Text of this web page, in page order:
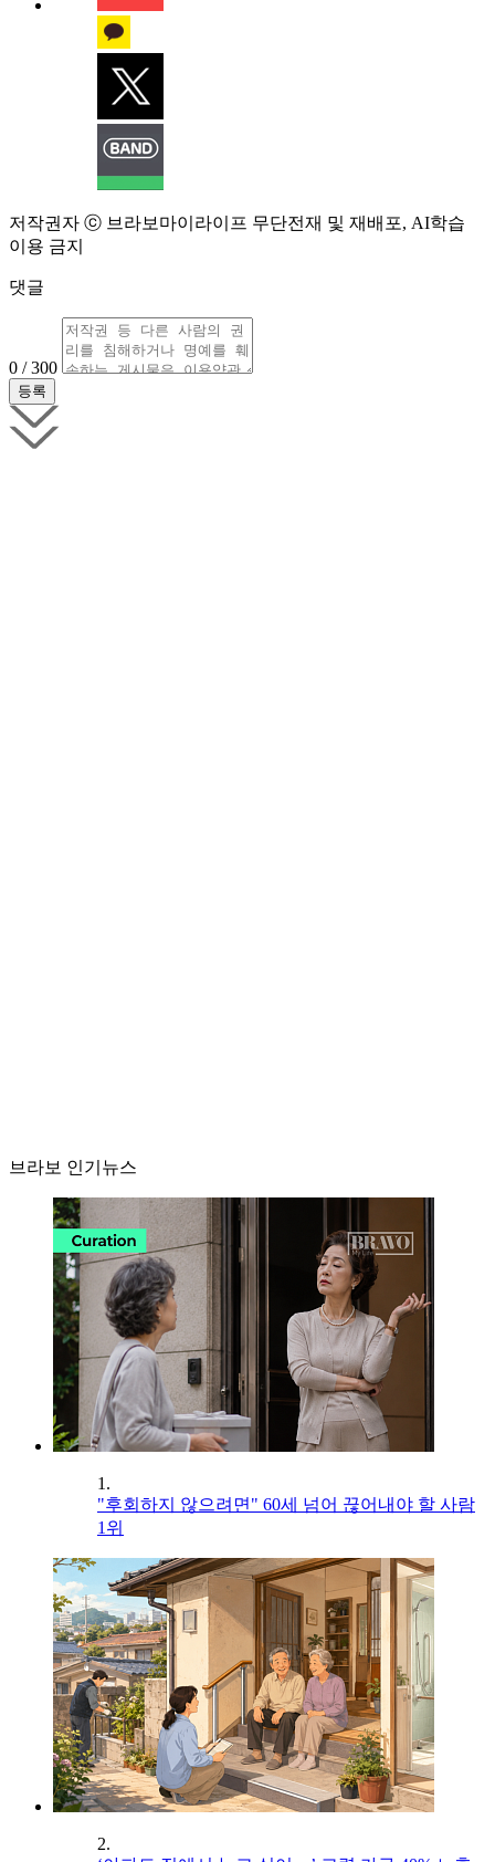
저작권자 ⓒ 브라보마이라이프 무단전재 및 재배포, AI학습
이용 금지
댓글
0 / 300
브라보 인기뉴스
1.
"후회하지 않으려면" 60세 넘어 끊어내야 할 사람
1위
2.